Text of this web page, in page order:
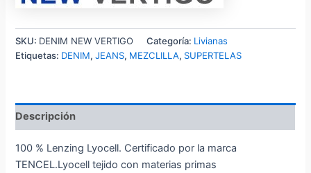
SKU: DENIM NEW VERTIGO Categoría: Livianas
Etiquetas: DENIM,JEANS, MEZCLILLA, SUPERTELAS
Descripción
100 % Lenzing Lyocell. Certificado por la marca
TENCEL.Lyocell tejido con materias primas